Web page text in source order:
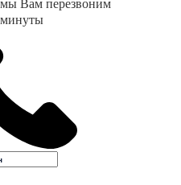
мы Вам перезвоним
минуты